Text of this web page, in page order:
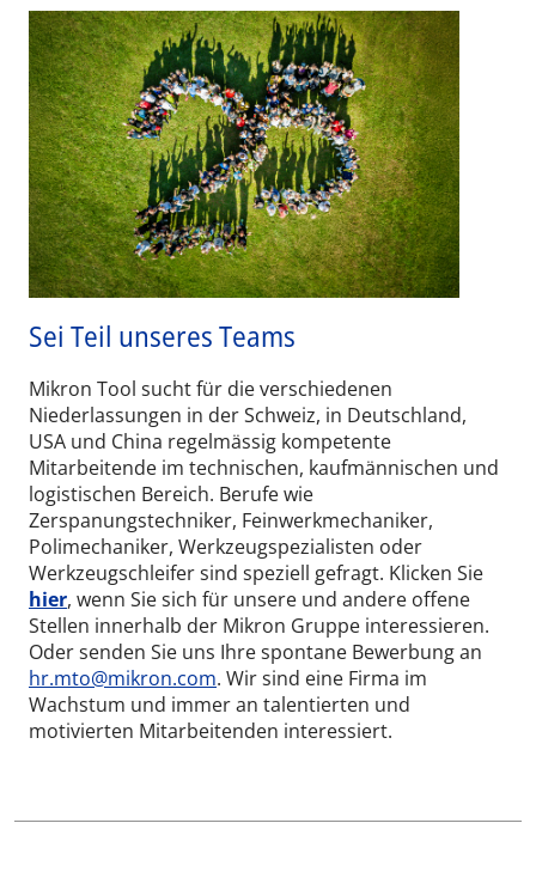
Sei Teil unseres Teams
Mikron Tool sucht für die verschiedenen
Niederlassungen in der Schweiz, in Deutschland,
USA und China regelmässig kompetente
Mitarbeitende im technischen, kaufmännischen und
logistischen Bereich. Berufe wie
Zerspanungstechniker, Feinwerkmechaniker,
Polimechaniker, Werkzeugspezialisten oder
Werkzeugschleifer sind speziell gefragt. Klicken Sie
hier, wenn Sie sich für unsere und andere offene
Stellen innerhalb der Mikron Gruppe interessieren.
Oder senden Sie uns Ihre spontane Bewerbung an
hr.mto@mikron.com. Wir sind eine Firma im
Wachstum und immer an talentierten und
motivierten Mitarbeitenden interessiert.